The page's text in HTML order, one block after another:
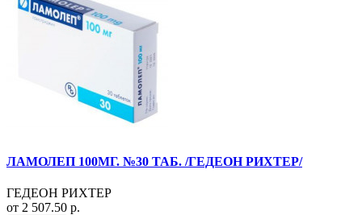
ЛАМОЛЕП 100МГ. №30 ТАБ. /ГЕДЕОН РИХТЕР/
ГЕДЕОН РИХТЕР
от 2 507.50 р.